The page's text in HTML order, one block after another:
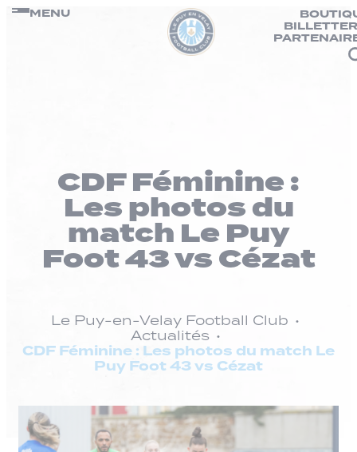
Passer
MENU
CDF Féminine :
Les photos du
match Le Puy
Foot 43 vs Cézat
Le Puy-en-Velay Football Club
Actualités
CDF Féminine : Les photos du match Le
Puy Foot 43 vs Cézat
Panneau de gestion des cookies